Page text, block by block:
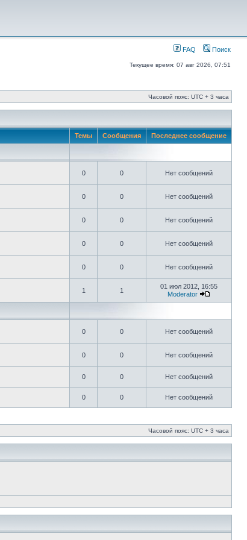
FAQ Поиск
Текущее время: 07 авг 2026, 07:51
Часовой пояс: UTC + 3 часа
Темы Сообщения Последнее сообщение
0 0 Нет сообщений
0 0 Нет сообщений
0 0 Нет сообщений
0 0 Нет сообщений
0 0 Нет сообщений
1 1
01 июл 2012, 16:55
Moderator
0 0 Нет сообщений
0 0 Нет сообщений
0 0 Нет сообщений
0 0 Нет сообщений
Часовой пояс: UTC + 3 часа